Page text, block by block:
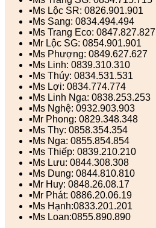
▪️Ms Lộc SR: 0826.901.901
▪️Ms Sang: 0834.494.494
▪️Ms Trang Eco: 0847.827.827
▪️Mr Lộc SG: 0854.901.901
▪️Ms Phượng: 0849.627.627
▪️Ms Linh: 0839.310.310
▪️Ms Thúy: 0834.531.531
▪️Ms Lợi: 0834.774.774
▪️Ms Linh Nga: 0838.253.253
▪️Ms Nghệ: 0932.903.903
▪️Mr Phong: 0829.348.348
▪️Ms Thy: 0858.354.354
▪️Ms Nga: 0855.854.854
▪️Ms Thiếp: 0839.210.210
▪️Ms Lưu: 0844.308.308
▪️Ms Dung: 0844.810.810
▪️Mr Huy: 0848.26.08.17
▪️Mr Phát: 0886.20.06.19
▪️Ms Hạnh:0833.201.201
▪️Ms Loan:0855.890.890